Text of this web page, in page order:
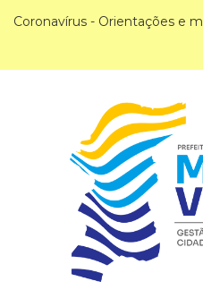
Coronavírus - Orientações e